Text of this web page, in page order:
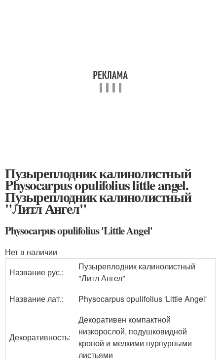
Пузыреплодник калинолистный
Physocarpus opulifolius little angel.
Пузыреплодник калинолистный
"Литл Ангел"
Physocarpus opulifolius 'Little Angel'
Нет в наличии
Название рус.:
Пузыреплодник калинолистный
"Литл Ангел"
Название лат.:
Physocarpus opulifolius 'Little Angel'
Декоративность:
Декоративен компактной
низкорослой, подушковидной
кроной и мелкими пурпурными
листьями